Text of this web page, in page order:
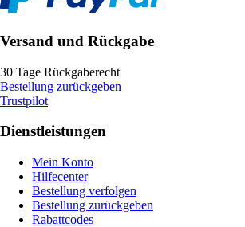
Versand und Rückgabe
30 Tage Rückgaberecht
Bestellung zurückgeben
Trustpilot
Dienstleistungen
Mein Konto
Hilfecenter
Bestellung verfolgen
Bestellung zurückgeben
Rabattcodes